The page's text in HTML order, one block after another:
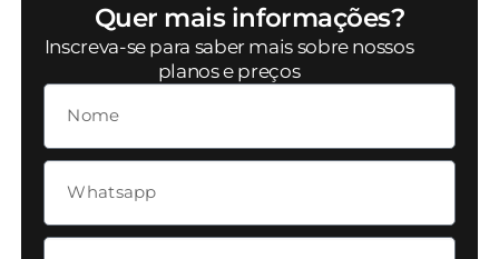
Quer mais informações?
Inscreva-se para saber mais sobre nossos
planos e preços